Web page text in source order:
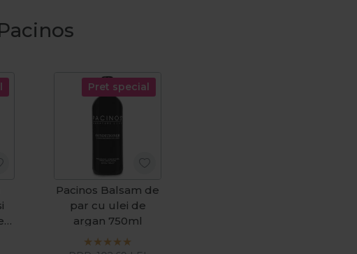
Pret special
Pacinos Balsam de
par cu ulei de
argan 750ml